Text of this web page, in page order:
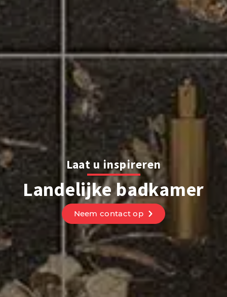
Laat u inspireren
Landelijke badkamer
Neem contact op